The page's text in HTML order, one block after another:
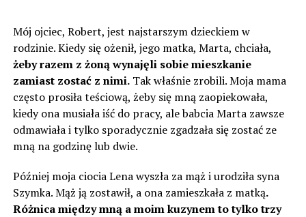
Mój ojciec, Robert, jest najstarszym dzieckiem w
rodzinie. Kiedy się ożenił, jego matka, Marta, chciała,
żeby razem z żoną wynajęli sobie mieszkanie
zamiast zostać z nimi.Tak właśnie zrobili. Moja mama
często prosiła teściową, żeby się mną zaopiekowała,
kiedy ona musiała iść do pracy, ale babcia Marta zawsze
odmawiała i tylko sporadycznie zgadzała się zostać ze
mną na godzinę lub dwie.
Później moja ciocia Lena wyszła za mąż i urodziła syna
Szymka. Mąż ją zostawił, a ona zamieszkała z matką.
Różnica między mną a moim kuzynem to tylko trzy